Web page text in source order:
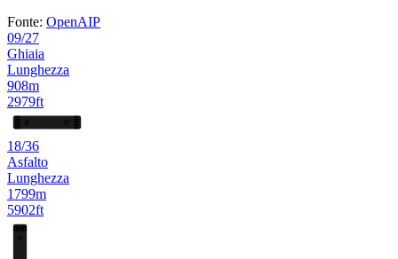
Fonte: OpenAIP
09/27
Ghiaia
Lunghezza
908m
2979ft
18/36
Asfalto
Lunghezza
1799m
5902ft